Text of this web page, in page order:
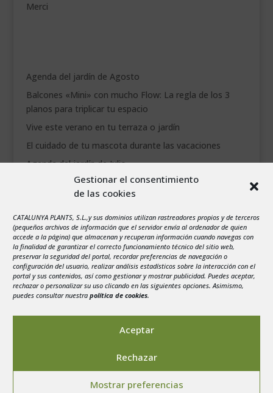
Gestionar el consentimiento
de las cookies
CATALUNYA PLANTS, S.L.,y sus dominios utilizan rastreadores propios y de terceros
(pequeños archivos de información que el servidor envía al ordenador de quien
accede a la página) que almacenan y recuperan información cuando navegas con
la finalidad de garantizar el correcto funcionamiento técnico del sitio web,
preservar la seguridad del portal, recordar preferencias de navegación o
configuración del usuario, realizar análisis estadísticos sobre la interacción con el
portal y sus contenidos, así como gestionar y mostrar publicidad. Puedes aceptar,
rechazar o personalizar su uso clicando en las siguientes opciones. Asimismo,
puedes consultar nuestra política de cookies.
Aceptar
Rechazar
Mostrar preferencias
Merci
Agenda del jardín de Agosto
Balcones «Mini» con mucho Flow: La regla de los 3
planos para triplicar tu espacio
Vive este verano en tu terraza o jardín
El cuidado de tu mascota durante las vacaciones
Agenda del jardín de Julio
agosto 2026
1
2
3
4 5 6 7 8
9
10
11 12 13 14 15
16
17
18 19 20 21 22
23
24
25 26 27
31